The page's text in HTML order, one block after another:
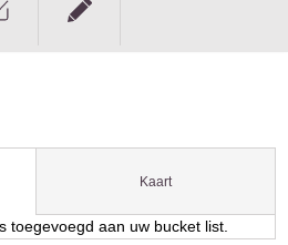
Kaart
toegevoegd aan uw bucket list.